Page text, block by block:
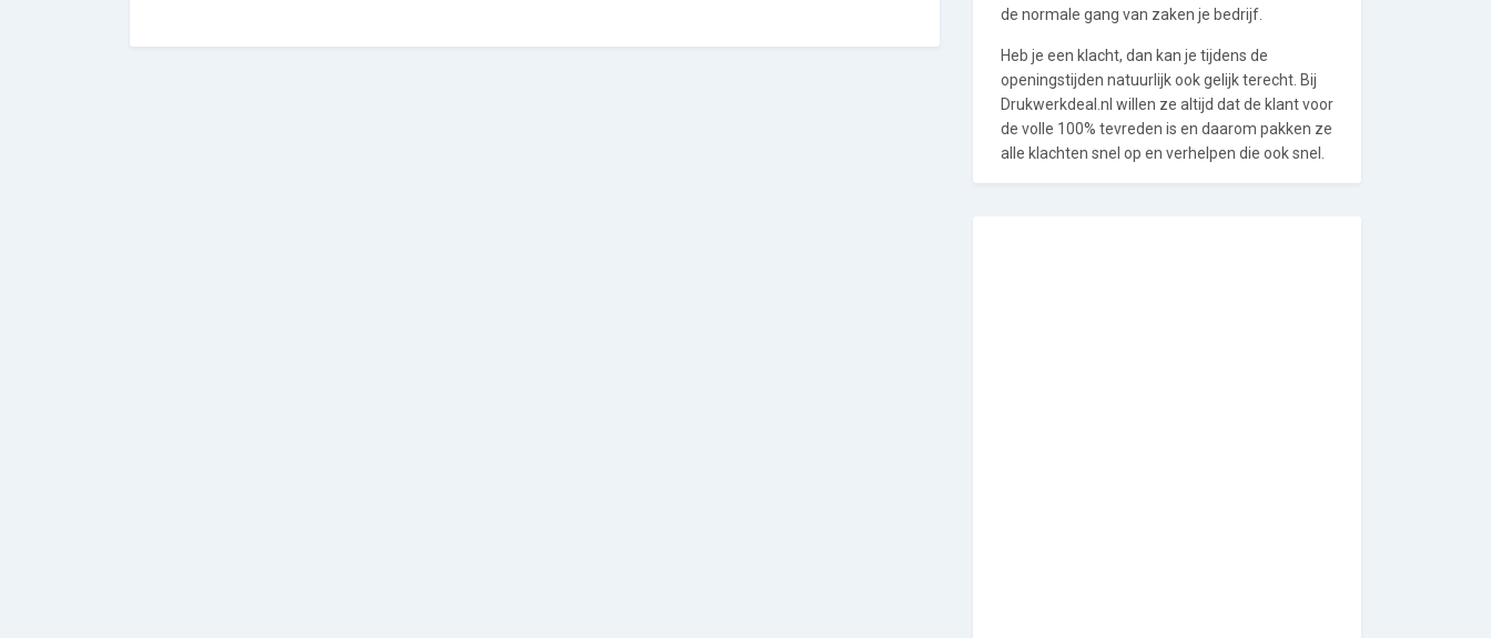
de normale gang van zaken je bedrijf.
Heb je een klacht, dan kan je tijdens de
openingstijden natuurlijk ook gelijk terecht. Bij
Drukwerkdeal.nl willen ze altijd dat de klant voor
de volle 100% tevreden is en daarom pakken ze
alle klachten snel op en verhelpen die ook snel.